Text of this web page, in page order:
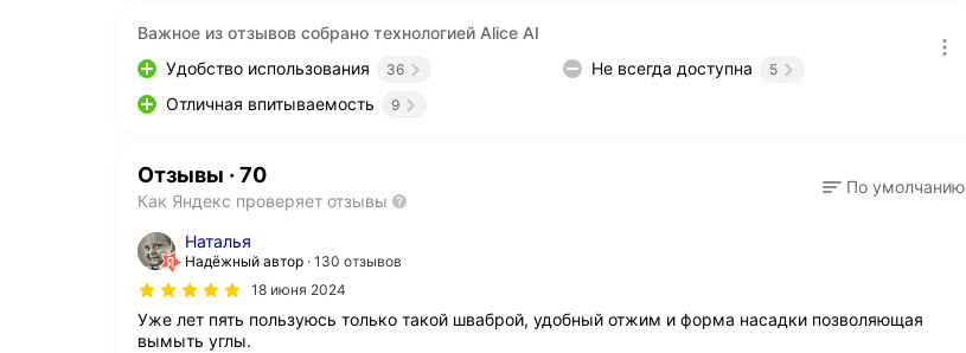
Важное из отзывов собрано технологией Alice AI
Удобство использования
36
Отличная впитываемость 9
Не всегда доступна 5
Отзывы · 70
Как Яндекс проверяет отзывы
По умолчанию
Наталья
Надёжный автор 130 отзывов
18 июня 2024
Уже лет пять пользуюсь только такой шваброй, удобный отжим и форма насадки позволяющая
вымыть углы.